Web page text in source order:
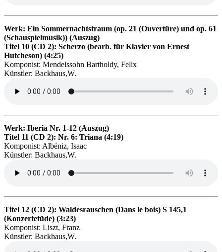
Werk: Ein Sommernachtstraum (op. 21 (Ouvertüre) und op. 61
(Schauspielmusik)) (Auszug)
Titel 10 (CD 2): Scherzo (bearb. für Klavier von Ernest
Hutcheson) (4:25)
Komponist: Mendelssohn Bartholdy, Felix
Künstler: Backhaus,W.
Werk: Iberia Nr. 1-12 (Auszug)
Titel 11 (CD 2): Nr. 6: Triana (4:19)
Komponist: Albéniz, Isaac
Künstler: Backhaus,W.
Titel 12 (CD 2): Waldesrauschen (Dans le bois) S 145,1
(Konzertetüde) (3:23)
Komponist: Liszt, Franz
Künstler: Backhaus,W.